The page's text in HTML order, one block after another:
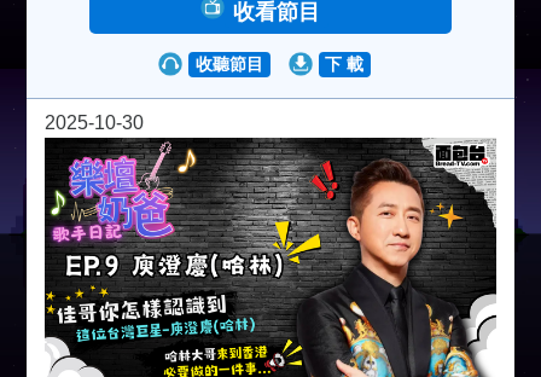
收看節目
收聽節目 下 載
2025-10-30